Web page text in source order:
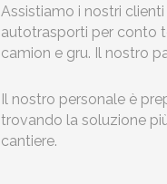
Assistiamo i nostri
autotrasporti per conto
camion e gru. Il nostro
Il nostro personale è
trovando la soluzione
cantiere.